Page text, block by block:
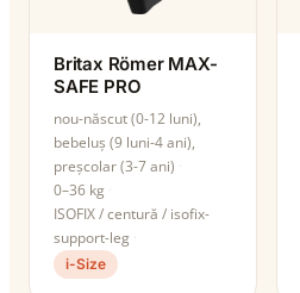
Britax Römer MAX-
SAFE PRO
nou-născut (0-12 luni),
bebeluș (9 luni-4 ani),
preșcolar (3-7 ani)
0–36 kg
ISOFIX / centură / isofix-
support-leg
i-Size